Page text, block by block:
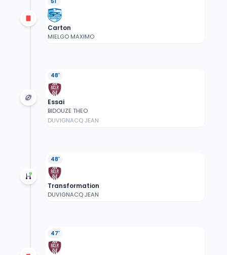
Carton
MIELGO MAXIMO
48'
Essai
BIDOUZE THEO
DUVIGNACQ JEAN
48'
Transformation
DUVIGNACQ JEAN
47'